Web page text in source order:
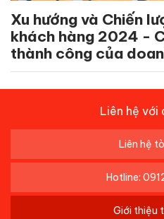
Xu hướng và Chiến
khách hàng 2024 -
thành công của
Liên hệ với
Liên hệ
Hotline:
Giới thiệu